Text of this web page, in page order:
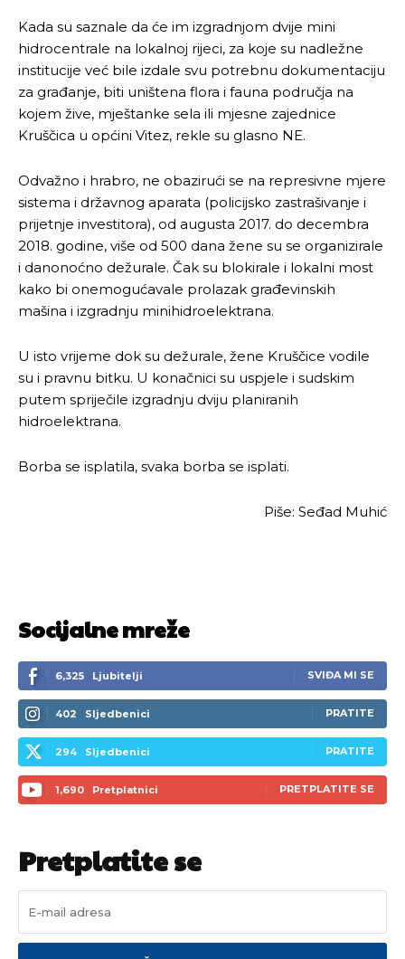
Kada su saznale da će im izgradnjom dvije mini
hidrocentrale na lokalnoj rijeci, za koje su nadležne
institucije već bile izdale svu potrebnu dokumentaciju
za građanje, biti uništena flora i fauna područja na
kojem žive, mještanke sela ili mjesne zajednice
Kruščica u općini Vitez, rekle su glasno NE.
Odvažno i hrabro, ne obazirući se na represivne mjere
sistema i državnog aparata (policijsko zastrašivanje i
prijetnje investitora), od augusta 2017. do decembra
2018. godine, više od 500 dana žene su se organizirale
i danonoćno dežurale. Čak su blokirale i lokalni most
kako bi onemogućavale prolazak građevinskih
mašina i izgradnju minihidroelektrana.
U isto vrijeme dok su dežurale, žene Kruščice vodile
su i pravnu bitku. U konačnici su uspjele i sudskim
putem spriječile izgradnju dviju planiranih
hidroelektrana.
Borba se isplatila, svaka borba se isplati.
Piše: Seđad Muhić
Socijalne mreže
6,325 Ljubitelji SVIĐA MI SE
402 Sljedbenici PRATITE
294 Sljedbenici PRATITE
1,690 Pretplatnici PRETPLATITE SE
Pretplatite se